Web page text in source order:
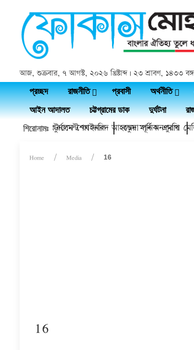
আজ, শুক্রবার, ৭ আগস্ট, ২০২৬ খ্রিষ্টাব্দ | ২৩ শ্রাবণ, ১৪৩৩
প্রচ্ছদ রাজনীতি প্রবাসী অর্থনীতি
আইন আদালত
চট্টগ্রামের ডাক দুর্ঘটনা
শিরোনামঃ
উদ্বোধন করলেন শেখ ফরিদ আহম্মেদ মানিক এমপি
ফুটবল টুর্নামেন্ট ফাইনাল কচুয়া পূর্ব মনপুরায়
Home Media 16
16